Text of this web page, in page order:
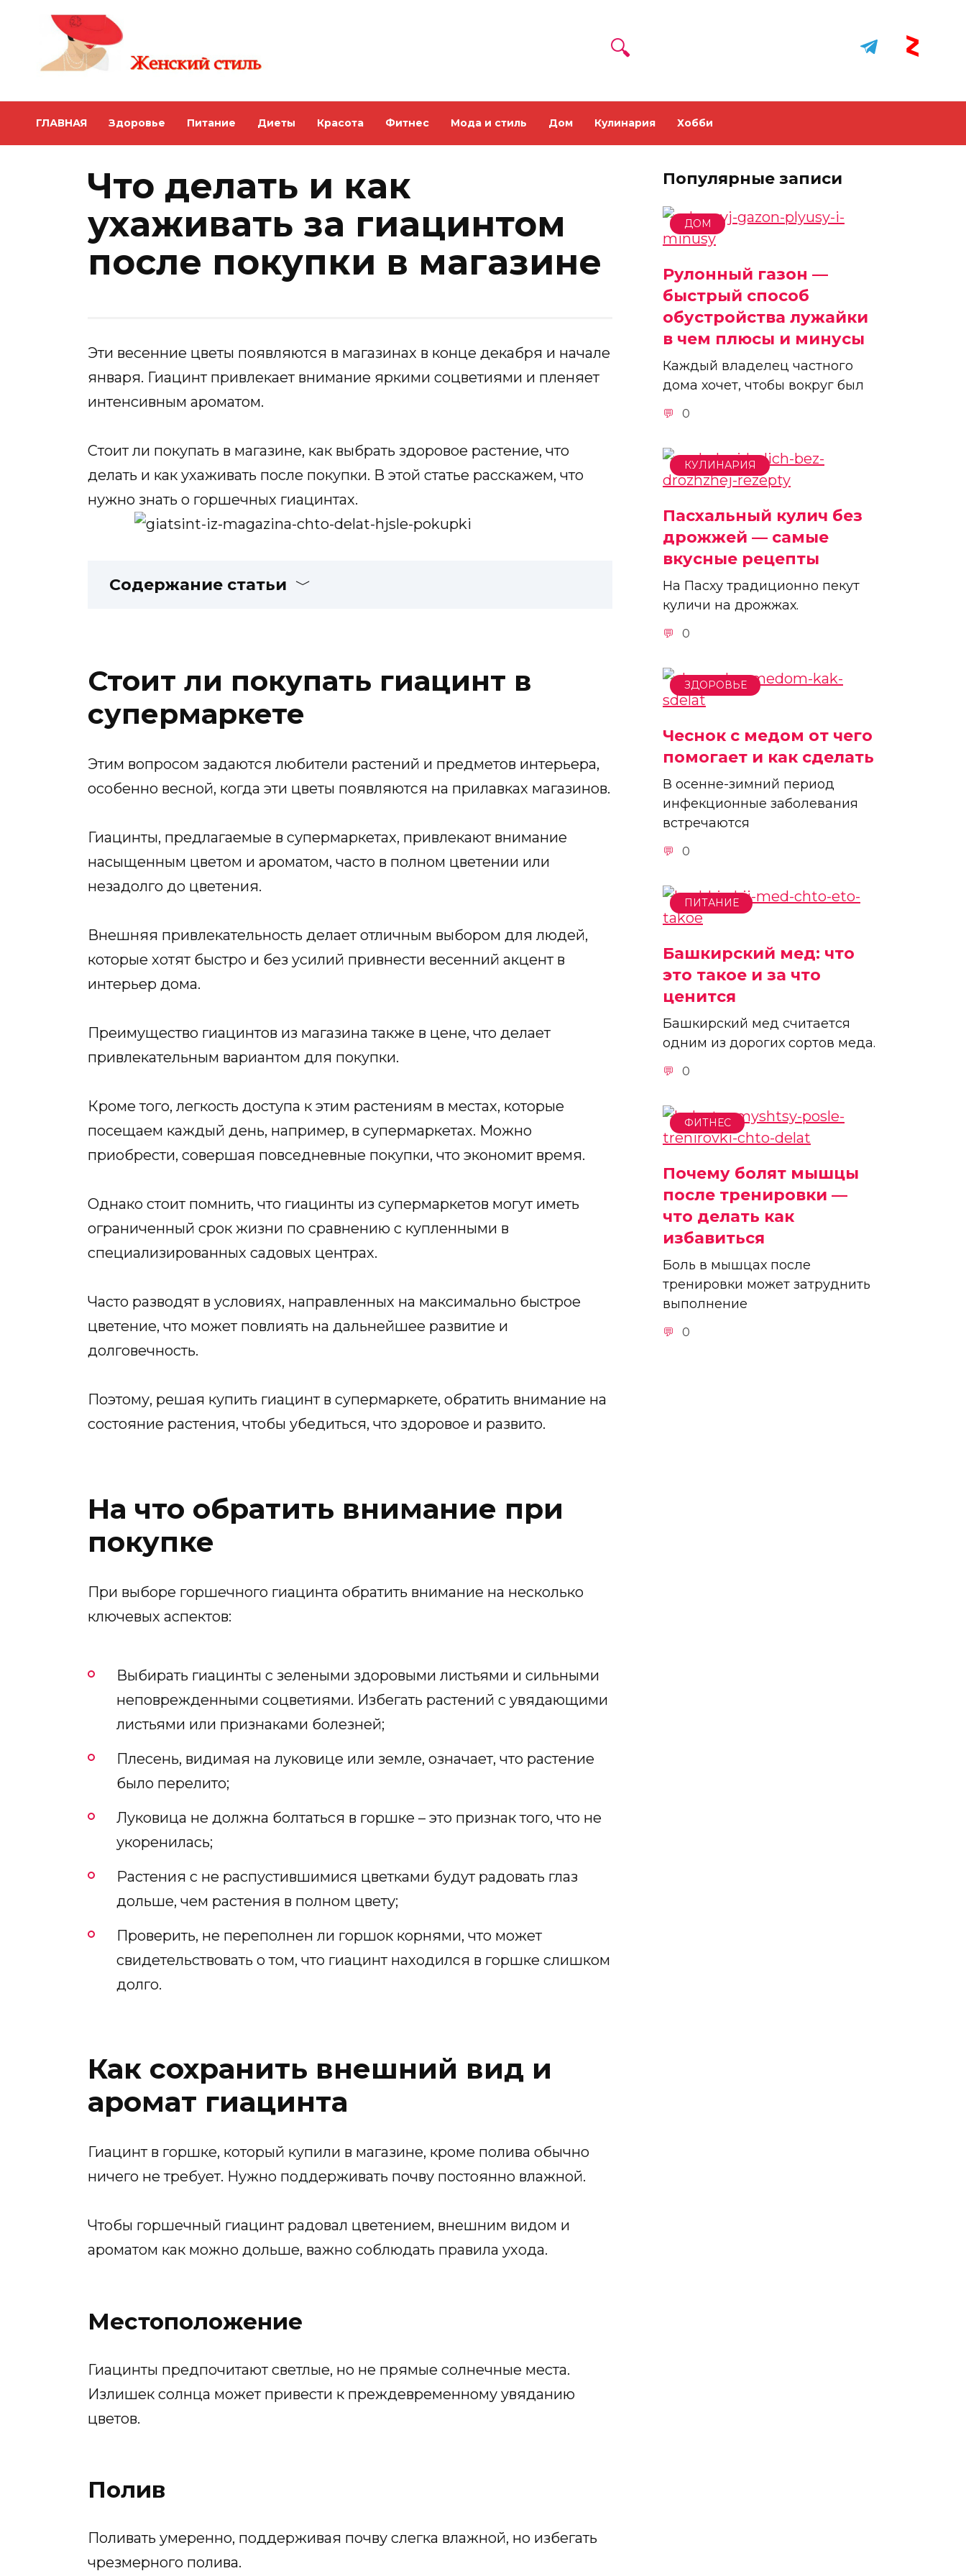
ГЛАВНАЯ Здоровье Питание Диеты Красота Фитнес Мода и стиль Дом Кулинария Хобби
Что делать и как
ухаживать за гиацинтом
после покупки в магазине
Эти весенние цветы появляются в магазинах в конце декабря и начале
января. Гиацинт привлекает внимание яркими соцветиями и пленяет
интенсивным ароматом.
Стоит ли покупать в магазине, как выбрать здоровое растение, что
делать и как ухаживать после покупки. В этой статье расскажем, что
нужно знать о горшечных гиацинтах.
Содержание статьи
Стоит ли покупать гиацинт в
супермаркете
Этим вопросом задаются любители растений и предметов интерьера,
особенно весной, когда эти цветы появляются на прилавках магазинов.
Гиацинты, предлагаемые в супермаркетах, привлекают внимание
насыщенным цветом и ароматом, часто в полном цветении или
незадолго до цветения.
Внешняя привлекательность делает отличным выбором для людей,
которые хотят быстро и без усилий привнести весенний акцент в
интерьер дома.
Преимущество гиацинтов из магазина также в цене, что делает
привлекательным вариантом для покупки.
Кроме того, легкость доступа к этим растениям в местах, которые
посещаем каждый день, например, в супермаркетах. Можно
приобрести, совершая повседневные покупки, что экономит время.
Однако стоит помнить, что гиацинты из супермаркетов могут иметь
ограниченный срок жизни по сравнению с купленными в
специализированных садовых центрах.
Часто разводят в условиях, направленных на максимально быстрое
цветение, что может повлиять на дальнейшее развитие и
долговечность.
Поэтому, решая купить гиацинт в супермаркете, обратить внимание на
состояние растения, чтобы убедиться, что здоровое и развито.
На что обратить внимание при
покупке
При выборе горшечного гиацинта обратить внимание на несколько
ключевых аспектов:
Выбирать гиацинты с зелеными здоровыми листьями и сильными
неповрежденными соцветиями. Избегать растений с увядающими
листьями или признаками болезней;
Плесень, видимая на луковице или земле, означает, что растение
было перелито;
Луковица не должна болтаться в горшке – это признак того, что не
укоренилась;
Растения с не распустившимися цветками будут радовать глаз
дольше, чем растения в полном цвету;
Проверить, не переполнен ли горшок корнями, что может
свидетельствовать о том, что гиацинт находился в горшке слишком
долго.
Как сохранить внешний вид и
аромат гиацинта
Гиацинт в горшке, который купили в магазине, кроме полива обычно
ничего не требует. Нужно поддерживать почву постоянно влажной.
Чтобы горшечный гиацинт радовал цветением, внешним видом и
ароматом как можно дольше, важно соблюдать правила ухода.
Местоположение
Гиацинты предпочитают светлые, но не прямые солнечные места.
Излишек солнца может привести к преждевременному увяданию
цветов.
Полив
Поливать умеренно, поддерживая почву слегка влажной, но избегать
чрезмерного полива.
Популярные записи
ДОМ
Рулонный газон —
быстрый способ
обустройства лужайки
в чем плюсы и минусы
Каждый владелец частного
дома хочет, чтобы вокруг был
0
КУЛИНАРИЯ
Пасхальный кулич без
дрожжей — самые
вкусные рецепты
На Пасху традиционно пекут
куличи на дрожжах.
0
ЗДОРОВЬЕ
Чеснок с медом от чего
помогает и как сделать
В осенне-зимний период
инфекционные заболевания
встречаются
0
ПИТАНИЕ
Башкирский мед: что
это такое и за что
ценится
Башкирский мед считается
одним из дорогих сортов меда.
0
ФИТНЕС
Почему болят мышцы
после тренировки —
что делать как
избавиться
Боль в мышцах после
тренировки может затруднить
выполнение
0